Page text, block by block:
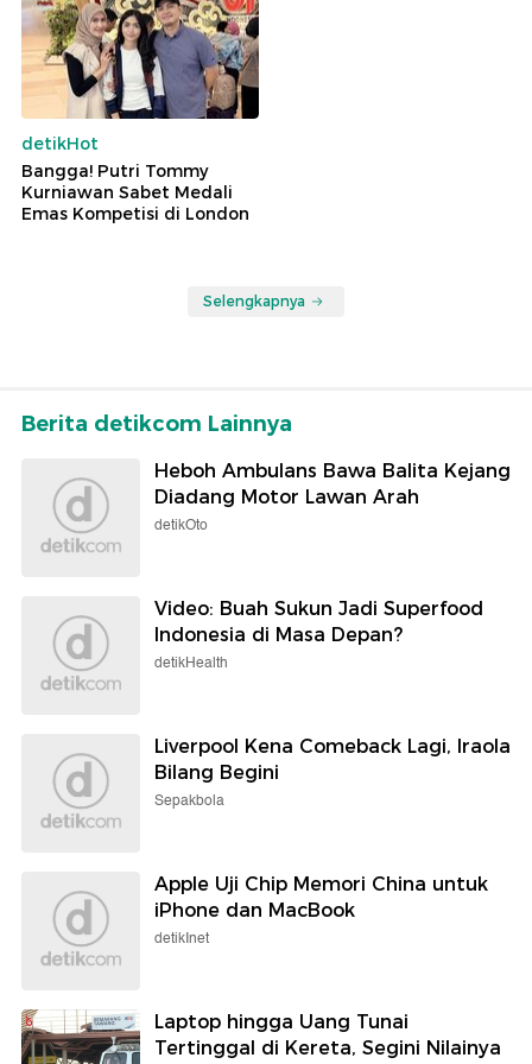
detikHot
Bangga! Putri Tommy
Kurniawan Sabet Medali
Emas Kompetisi di London
Selengkapnya
Berita detikcom Lainnya
Heboh Ambulans Bawa Balita Kejang
Diadang Motor Lawan Arah
detikOto
Video: Buah Sukun Jadi Superfood
Indonesia di Masa Depan?
detikHealth
Liverpool Kena Comeback Lagi, Iraola
Bilang Begini
Sepakbola
Apple Uji Chip Memori China untuk
iPhone dan MacBook
detikInet
Laptop hingga Uang Tunai
Tertinggal di Kereta, Segini Nilainya